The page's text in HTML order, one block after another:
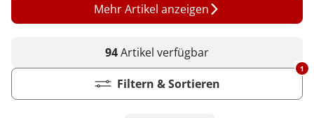
Mehr Artikel anzeigen
94Artikel verfügbar
Filtern & Sortieren
1